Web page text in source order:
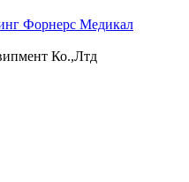
Форнерс Медикал
Ко.,Лтд